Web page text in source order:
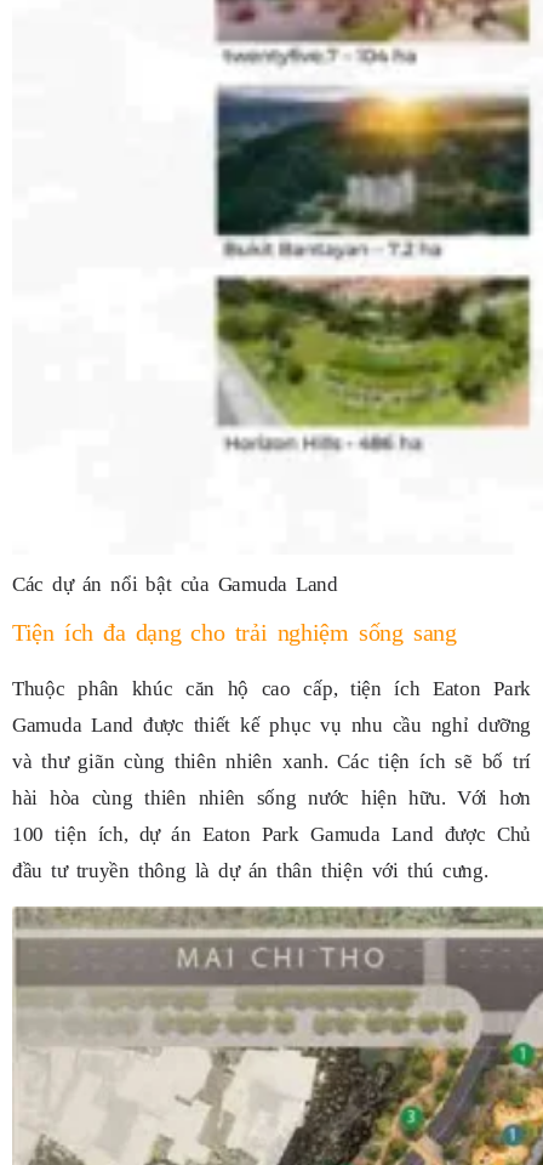
Các dự án nổi bật của Gamuda Land
Tiện ích đa dạng cho trải nghiệm sống sang
Thuộc phân khúc căn hộ cao cấp, tiện ích Eaton Park
Gamuda Land được thiết kế phục vụ nhu cầu nghỉ dưỡng
và thư giãn cùng thiên nhiên xanh. Các tiện ích sẽ bố trí
hài hòa cùng thiên nhiên sống nước hiện hữu. Với hơn
100 tiện ích, dự án Eaton Park Gamuda Land được Chủ
đầu tư truyền thông là dự án thân thiện với thú cưng.